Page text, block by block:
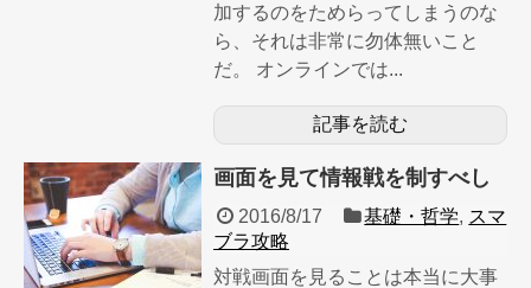
加するのをためらってしまうのな
ら、それは非常に勿体無いこと
だ。 オンラインでは...
記事を読む
画面を見て情報戦を制すべし
2016/8/17 基礎・哲学, スマ
ブラ攻略
対戦画面を見ることは本当に大事